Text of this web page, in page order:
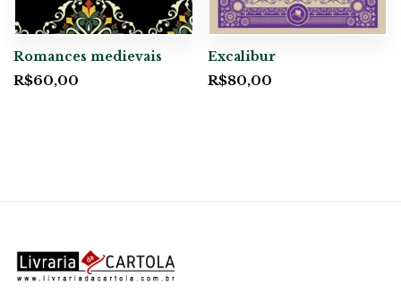
Romances medievais
R$60,00
Excalibur
R$80,00